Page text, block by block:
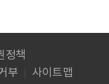
정책
부
사이트맵